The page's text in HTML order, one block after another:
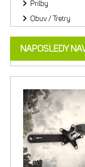
Prilby
Obuv / Tretry
NAPOSLEDY